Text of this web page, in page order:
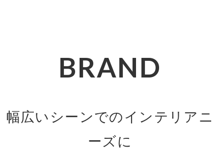
BRAND
幅広いシーンでのインテリアニ
ーズに